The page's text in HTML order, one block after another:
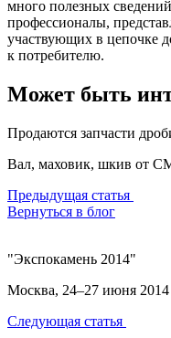
много полезных
профессионалы,
участвующих в цепочке
к потребителю.
Может быть
Продаются запчасти
Вал, маховик, шкив от
Предыдущая статья
Вернуться в блог
"Экспокамень 2014"
Москва, 24–27 июня 2014
Следующая статья